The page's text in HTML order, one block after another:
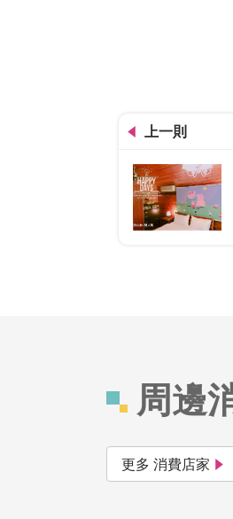
上一則
周邊
更多 消費店家